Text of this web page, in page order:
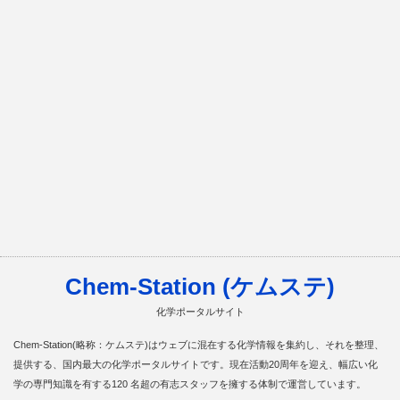
Chem-Station (ケムステ)
化学ポータルサイト
Chem-Station(略称：ケムステ)はウェブに混在する化学情報を集約し、それを整理、
提供する、国内最大の化学ポータルサイトです。現在活動20周年を迎え、幅広い化
学の専門知識を有する120 名超の有志スタッフを擁する体制で運営しています。